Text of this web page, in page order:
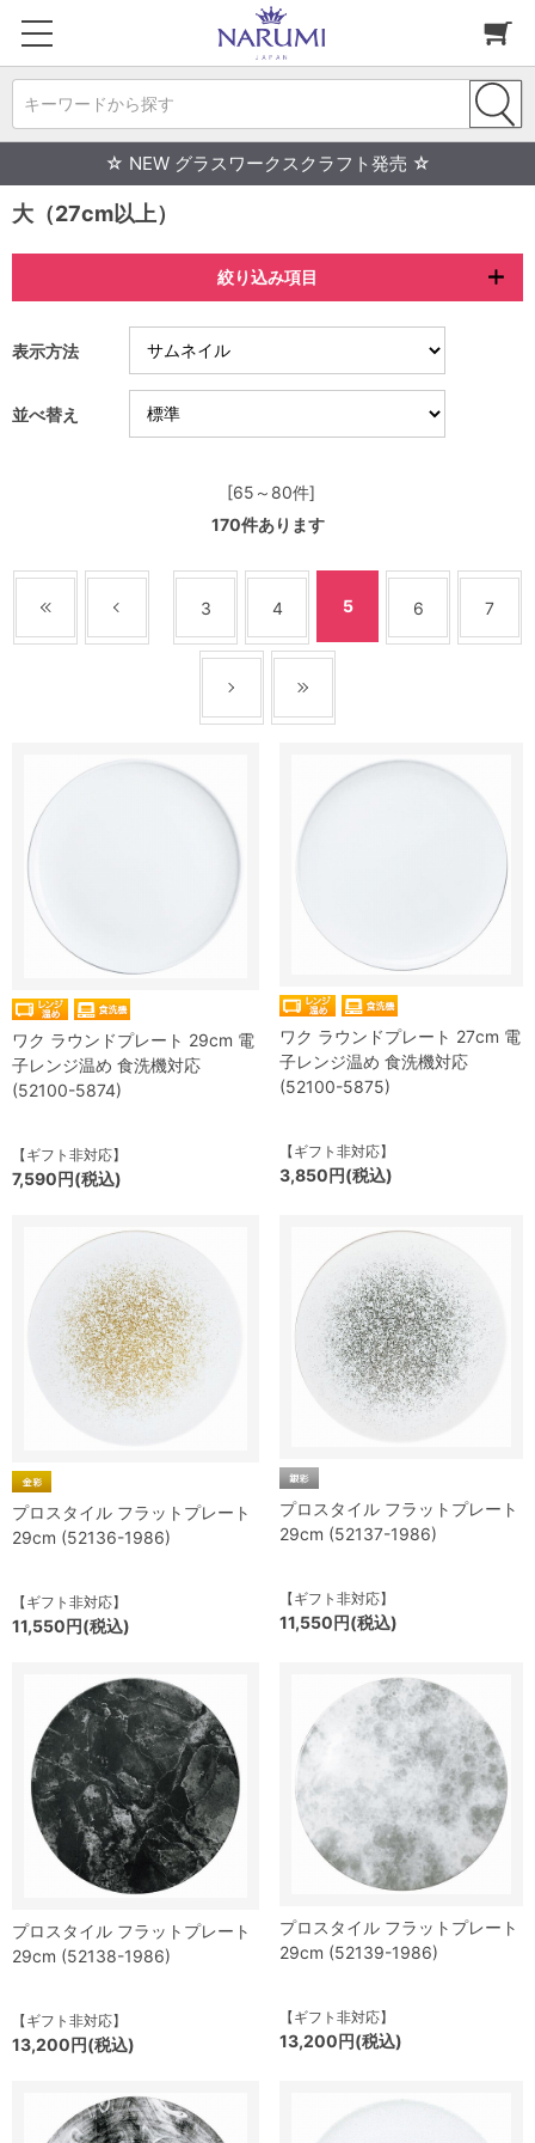
キーワードから探す
☆ NEW グラスワークスクラフト発売 ☆
大（27cm以上）
絞り込み項目
表示方法
並べ替え
[65～80件]
170件あります
3 4 5 6 7
ワク ラウンドプレート 29cm 電
子レンジ温め 食洗機対応
(52100-5874)
【ギフト非対応】
7,590円(税込)
ワク ラウンドプレート 27cm 電
子レンジ温め 食洗機対応
(52100-5875)
【ギフト非対応】
3,850円(税込)
プロスタイル フラットプレート
29cm (52136-1986)
【ギフト非対応】
11,550円(税込)
プロスタイル フラットプレート
29cm (52137-1986)
【ギフト非対応】
11,550円(税込)
プロスタイル フラットプレート
29cm (52138-1986)
【ギフト非対応】
13,200円(税込)
プロスタイル フラットプレート
29cm (52139-1986)
【ギフト非対応】
13,200円(税込)